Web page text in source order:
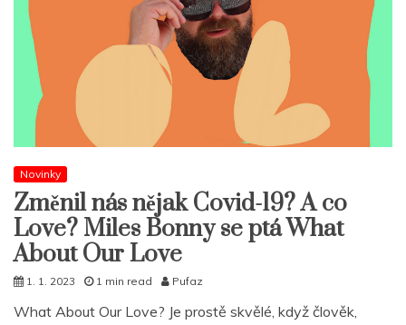
Novinky
Změnil nás nějak Covid-19? A co
Love? Miles Bonny se ptá What
About Our Love
1. 1. 2023 1 min read Pufaz
What About Our Love? Je prostě skvělé, když člověk,